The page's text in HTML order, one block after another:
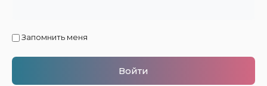
Запомнить меня
Войти